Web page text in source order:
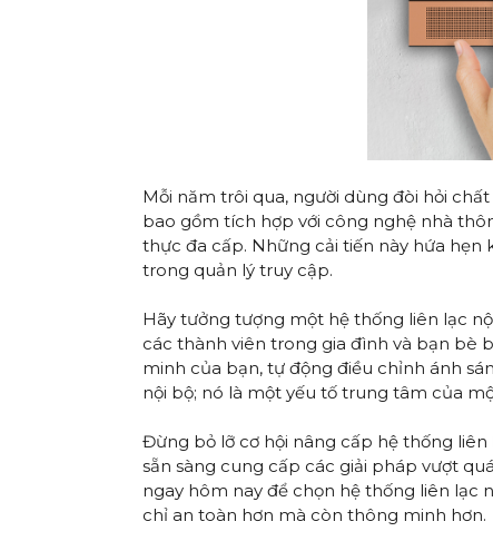
Mỗi năm trôi qua, người dùng đòi hỏi
bao gồm tích hợp với công nghệ nhà
thực đa cấp. Những cải tiến này hứa
trong quản lý truy cập.
Hãy tưởng tượng một hệ thống liên lạc
các thành viên trong gia đình và bạn bè
minh của bạn, tự động điều chỉnh ánh
nội bộ; nó là một yếu tố trung tâm của
Đừng bỏ lỡ cơ hội nâng cấp hệ thống liên
sẵn sàng cung cấp các giải pháp vượt
ngay hôm nay để chọn hệ thống liên lạc
chỉ an toàn hơn mà còn thông minh hơn.